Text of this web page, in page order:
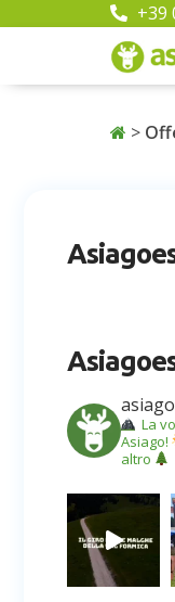
+39
>
La
Asiago!
altro